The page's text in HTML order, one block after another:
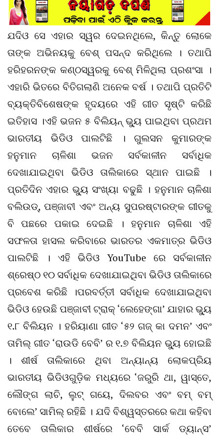
ଯଦିଓ ସେ ଏହାର ସ୍ୱର ଦେଇନଥିଲେ, କିନ୍ତୁ ଲୋକେ
ତାଙ୍କ ଅଭିନୟକୁ ବେଶ୍ ପସନ୍ଦ କରିଥିଲେ । ତଥାପି
ହରିହରନଙ୍କ କଣ୍ଠସ୍ୱରକୁ ବେଶ୍ ମିଳିଥିଲା ପ୍ରଶଂସା ।
ଏହାରି ଭିତରେ ବିତିଗଲାଣି ଅନେକ ବର୍ଷ । ତଥାପି ପ୍ରତିଟି
ବ୍ୟକ୍ତିବିଶେଷଙ୍କ ହୃଦୟରେ ଏହି ଗୀତ ସୃଷ୍ଟି କରିଛି
ଇତିହାସ ।ଏହି ଭଜନ ୫ ବିଲିୟନ୍ ଭ୍ୟୁ ପାଇଥିବା ପ୍ରଥମ
ଭାରତୀୟ ଭିଡିଓ ପାଲଟିଛି । ଗୁଲସନ କୁମାରଙ୍କ
ହନୁମାନ ଚାଳିଶା ଭଜନ ସର୍ବକାଳୀନ ସର୍ବାଧିକ
ଦେଖାଯାଇଥିବା ଭିଡିଓ ତାଲିକାରେ ସ୍ଥାନ ପାଇଛି ।
ପ୍ରତିଦିନ ଏହାର ଭ୍ୟୁ ସଂଖ୍ୟା ବଢୁଛି । ହନୁମାନ ଚାଳିଶା
ବଲିଉଡ୍, ପଞ୍ଜାବୀ ଏବଂ ଅନ୍ୟ ସୁପରଷ୍ଟାରଙ୍କ ଗୀତକୁ
ବି ପଛରେ ପକାଇ ଦେଇଛି । ହନୁମାନ ଚାଳିଶା ଏହି
ସଫଳତା ହାସଲ କରିବାରେ ଭାରତର ଏକମାତ୍ର ଭିଡିଓ
ପାଲଟିଛି । ଏହି ଭିଡିଓ YouTube ରେ ସର୍ବକାଳୀନ
ଶ୍ରେଷ୍ଠ ୧୦ ସର୍ବାଧିକ ଦେଖାଯାଇଥିବା ଭିଡିଓ ତାଲିକାରେ
ପ୍ରବେଶ କରିଛି ।ପରବର୍ତ୍ତୀ ସର୍ବାଧିକ ଦେଖାଯାଇଥିବା
ଭିଡିଓ ହେଉଛି ପଞ୍ଜାବୀ ଟ୍ରାକ୍ ‘ଲେହେଙ୍ଗା’ ଯାହାର ଭ୍ୟୁ
୧.୮ ବିଲିୟନ । ହରିୟାଣା ଗୀତ ‘୫୨ ଗଜ୍ କା ଦମନ’ ଏବଂ
ତାମିଲ୍ ଗୀତ ‘ରାଉଡି ବେବି’ ର ୧.୭ ବିଲିୟନ ଭ୍ୟୁ ହୋଇଛି
। ଶୀର୍ଷ ତାଲିକାରେ ଥିବା ଅନ୍ୟାନ୍ୟ ଲୋକପ୍ରିୟ
ଭାରତୀୟ ଭିଡିଓଗୁଡ଼ିକ ମଧ୍ୟରେ ‘ଜରୁରି ଥା, ୱାସ୍ତେ,
ଲୌଙ୍ଗ ଲାଚି, ଲୁଟ୍ ଗୟେ, ଦିଲବର ଏବଂ ବମ୍ ବମ୍
ବୋଲେ’ ସାମିଲ୍ ରହିଛି । ଯଦି ବିଶ୍ୱସ୍ତରରେ କଥା କହିବା
ତେବେ ତାଲିକାର ଶୀର୍ଷରେ ‘ବେବି ସାର୍କ ଡ୍ୟାନ୍ସ’